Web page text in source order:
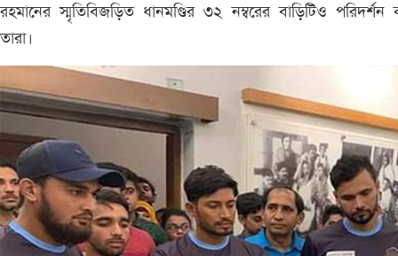
রহমানের স্মৃতিবিজড়িত ধানমণ্ডির ৩২ নম্বরের বাড়িটিও পরিদর্শন
তারা।